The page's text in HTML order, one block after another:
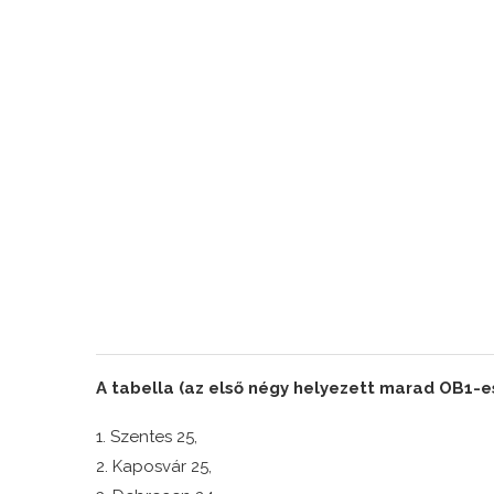
A tabella (az első négy helyezett marad OB1-
1. Szentes 25,
2. Kaposvár 25,